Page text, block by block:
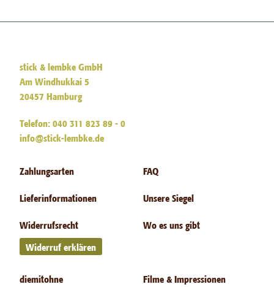
stick & lembke GmbH
Am Windhukkai 5
20457 Hamburg
Telefon: 040 311 823 89 - 0
info@stick-lembke.de
Zahlungsarten
Lieferinformationen
Widerrufsrecht
Widerruf erklären
FAQ
Unsere Siegel
Wo es uns gibt
diemitohne Filme & Impressionen